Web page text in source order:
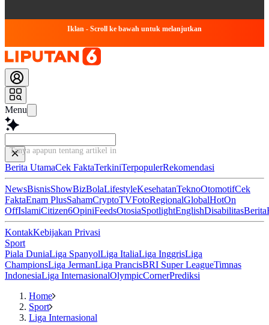
Iklan - Scroll ke bawah untuk melanjutkan
Menu
Tanya apapun tentang artikel ini...
Berita UtamaCek FaktaTerkiniTerpopulerRekomendasi
NewsBisnisShowBizBolaLifestyleKesehatanTeknoOtomotifCek
FaktaEnam PlusSahamCryptoTVFotoRegionalGlobalHotOn
OffIslamiCitizen6OpiniFeedsOtosiaSpotlightEnglishDisabilitasBerita
KontakKebijakan Privasi
Sport
Piala DuniaLiga SpanyolLiga ItaliaLiga InggrisLiga
ChampionsLiga JermanLiga PrancisBRI Super LeagueTimnas
IndonesiaLiga InternasionalOlympicCornerPrediksi
Home
Sport
Liga Internasional